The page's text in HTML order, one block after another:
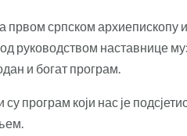
првом српском архиепископу
руководством наставнице
и богат програм.
програм који нас је